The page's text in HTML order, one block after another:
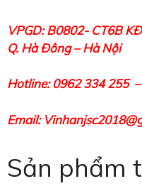
VPGD: B0802- CT6B
Q. Hà Đông – Hà Nội
Hotline: 0962 334 255
Email:
Sản phẩm